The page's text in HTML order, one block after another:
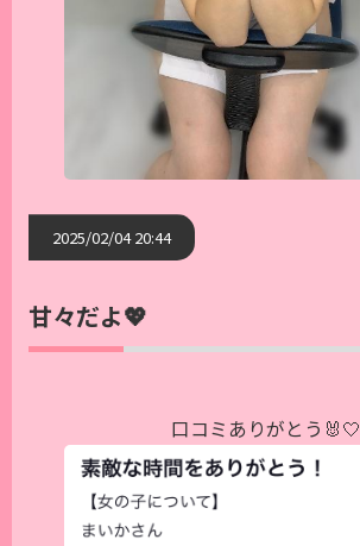
2025/02/04 20:44
甘々だよ💖
口コミありがとう🐰🤍